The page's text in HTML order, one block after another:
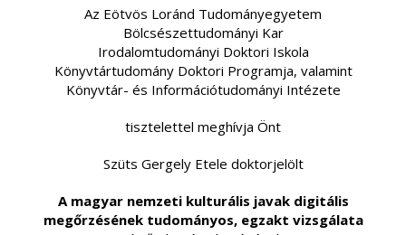
Az Eötvös Loránd Tudományegyetem
Bölcsészettudományi Kar
Irodalomtudományi Doktori Iskola
Könyvtártudomány Doktori Programja, valamint
Könyvtár- és Információtudományi Intézete
tisztelettel meghívja Önt
Szüts Gergely Etele doktorjelölt
A magyar nemzeti kulturális javak digitális
megőrzésének tudományos, egzakt vizsgálata